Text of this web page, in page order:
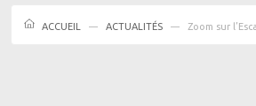
ACCUEIL ACTUALITÉS Zoom sur